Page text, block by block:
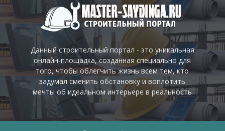
Данный строительный портал - это уникальная
онлайн-площадка, созданная специально для
того, чтобы облегчить жизнь всем тем, кто
задумал сменить обстановку и воплотить
мечты об идеальном интерьере в реальность